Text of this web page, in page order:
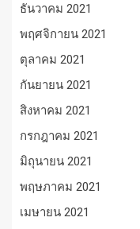
ธันวาคม 2021
พฤศจิกายน 2021
ตุลาคม 2021
กันยายน 2021
สิงหาคม 2021
กรกฎาคม 2021
มิถุนายน 2021
พฤษภาคม 2021
เมษายน 2021